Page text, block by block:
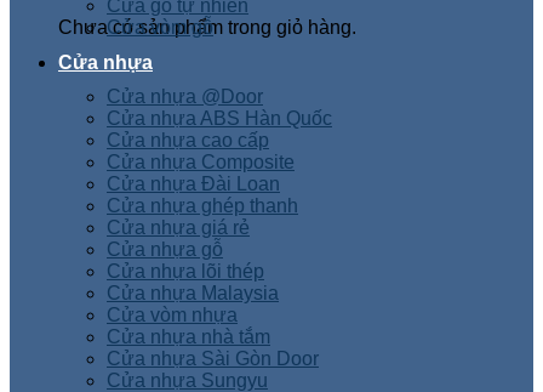
Chưa có sản phẩm trong giỏ hàng.
Cửa gỗ tự nhiên
Cửa vòm gỗ
Cửa nhựa
Cửa nhựa @Door
Cửa nhựa ABS Hàn Quốc
Cửa nhựa cao cấp
Cửa nhựa Composite
Cửa nhựa Đài Loan
Cửa nhựa ghép thanh
Cửa nhựa giá rẻ
Cửa nhựa gỗ
Cửa nhựa lõi thép
Cửa nhựa Malaysia
Cửa vòm nhựa
Cửa nhựa nhà tắm
Cửa nhựa Sài Gòn Door
Cửa nhựa Sungyu